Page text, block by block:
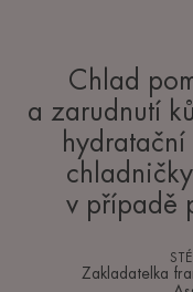
Chlad
a zarudnutí
v případě
Zakladatelka